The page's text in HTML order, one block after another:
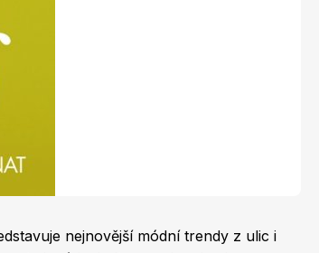
of Plus
nejnovější módní trendy z ulic i